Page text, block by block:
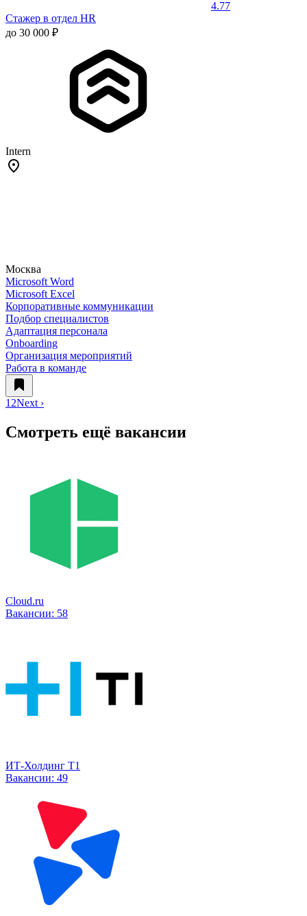
4.77
Стажер в отдел HR
до 30 000 ₽
Intern
Москва
Microsoft Word
Microsoft Excel
Корпоративные коммуникации
Подбор специалистов
Адаптация персонала
Onboarding
Организация мероприятий
Работа в команде
1 2Next ›
Смотреть ещё вакансии
Cloud.ru
Вакансии: 58
ИТ-Холдинг Т1
Вакансии: 49